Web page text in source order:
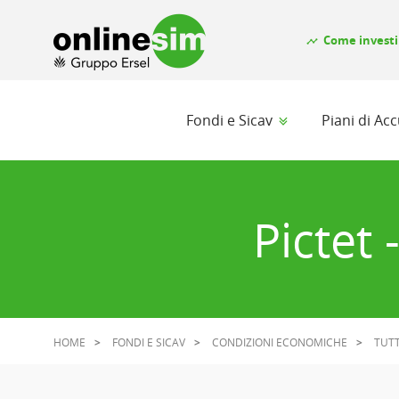
timeline Come
Fondi e Sicav Piani di
Pictet
HOME FONDI E SICAV CONDIZIONI ECONOMICHE